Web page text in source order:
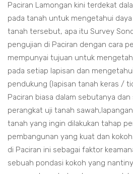
Paciran Lamongan kini terdekat
pada tanah untuk mengetahui
tanah tersebut, apa itu Survey
pengujian di Paciran dengan cara
mempunyai tujuan untuk
pada setiap lapisan dan
pendukung (lapisan tanah keras /
Paciran biasa dalam sebutanya
perangkat uji tanah
tanah yang ingin dilakukan tahap
pembangunan yang kuat dan
di Paciran ini sebagai faktor
sebuah pondasi kokoh yang